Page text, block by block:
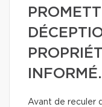
INFORMÉ.
Avant de reculer